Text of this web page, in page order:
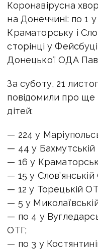
Коронавірусна
на Донеччині: по 1
Краматорську і
сторінці у
Донецької ОДА
За суботу, 21
повідомили про ще
дітей:
— 224 у
— 44 у Бахмутській
— 16 у
— 15 у
— 12 у Торецькій
— 5 у
— по 4 у
ОТГ;
— по 3 у